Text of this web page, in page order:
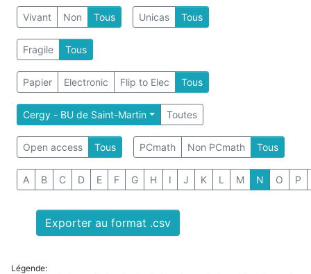
Vivant Non Tous Unicas Tous
Fragile Tous
Papier Electronic Flip to Elec Tous
Cergy - BU de Saint-Martin Toutes
Open access Tous PCmath Non PCmath Tous
A B C D E F G H I J K L M N O P
Exporter au format .csv
Légende: